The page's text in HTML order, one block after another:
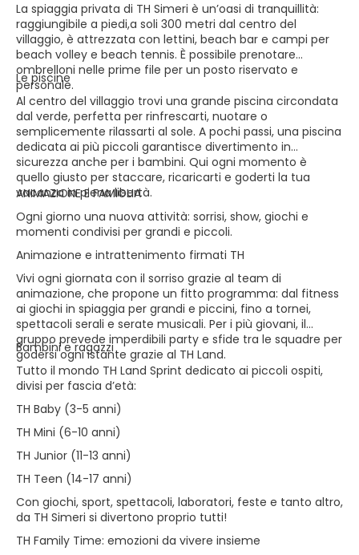
La spiaggia privata di TH Simeri è un’oasi di tranquillità:
raggiungibile a piedi,a soli 300 metri dal centro del
villaggio, è attrezzata con lettini, beach bar e campi per
beach volley e beach tennis. È possibile prenotare
ombrelloni nelle prime file per un posto riservato e
personale.
Le piscine
Al centro del villaggio trovi una grande piscina circondata
dal verde, perfetta per rinfrescarti, nuotare o
semplicemente rilassarti al sole. A pochi passi, una piscina
dedicata ai più piccoli garantisce divertimento in
sicurezza anche per i bambini. Qui ogni momento è
quello giusto per staccare, ricaricarti e goderti la tua
vacanza in piena libertà.
ANIMAZIONE E FAMIGLIA
Ogni giorno una nuova attività: sorrisi, show, giochi e
momenti condivisi per grandi e piccoli.
Animazione e intrattenimento firmati TH
Vivi ogni giornata con il sorriso grazie al team di
animazione, che propone un fitto programma: dal fitness
ai giochi in spiaggia per grandi e piccini, fino a tornei,
spettacoli serali e serate musicali. Per i più giovani, il
gruppo prevede imperdibili party e sfide tra le squadre per
godersi ogni istante grazie al TH Land.
Bambini e ragazzi
Tutto il mondo TH Land Sprint dedicato ai piccoli ospiti,
divisi per fascia d’età:
TH Baby (3-5 anni)
TH Mini (6-10 anni)
TH Junior (11-13 anni)
TH Teen (14-17 anni)
Con giochi, sport, spettacoli, laboratori, feste e tanto altro,
da TH Simeri si divertono proprio tutti!
TH Family Time: emozioni da vivere insieme